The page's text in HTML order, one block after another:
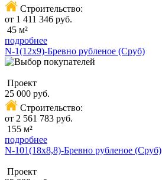
Строительство:
от 1 411 346 руб.
45 м²
подробнее
N-1(12х9)-Бревно рубленое (Сруб)
Проект
25 000 руб.
Строительство:
от 2 561 783 руб.
155 м²
подробнее
N-101(18х8,8)-Бревно рубленое (Сруб)
Проект